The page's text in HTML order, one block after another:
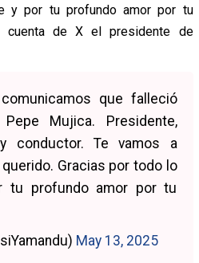
y por tu profundo amor por tu
cuenta de X el presidente de
que falleció
Mujica. Presidente,
conductor. Te vamos a
Gracias por todo lo
tu profundo amor por tu
May 13, 2025